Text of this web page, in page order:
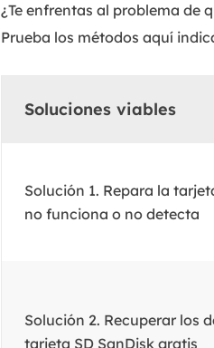
MS
¿Te enfrentas al problema de
Prueba los métodos aquí
Soluciones viables
Solución 1. Repara la
no funciona o no detecta
Solución 2. Recuperar los
tarjeta SD SanDisk gratis